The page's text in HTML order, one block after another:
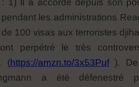
: 1) Il a accordé depuis son
les administrations
100 visas aux terroristes
perpétré le très
(https://amzn.to/3x53Puf). De
a été défenestré